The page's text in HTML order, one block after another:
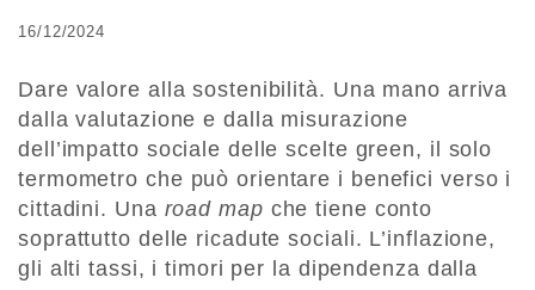
16/12/2024
Dare valore alla sostenibilità. Una mano arriva
dalla valutazione e dalla misurazione
dell’impatto sociale delle scelte green, il solo
termometro che può orientare i benefici verso i
cittadini. Una road map che tiene conto
soprattutto delle ricadute sociali. L’inflazione,
gli alti tassi, i timori per la dipendenza dalla